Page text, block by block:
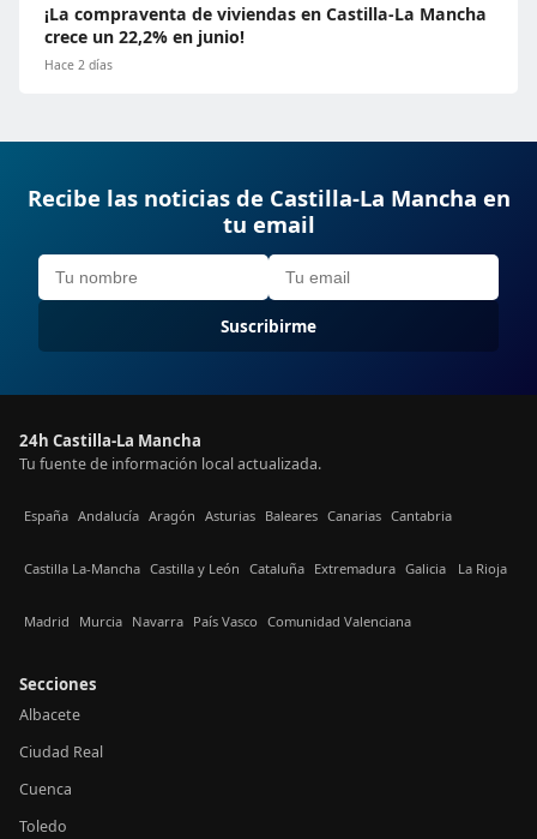
¡La compraventa de viviendas en Castilla-La Mancha
crece un 22,2% en junio!
Hace 2 días
Recibe las noticias de Castilla-La Mancha en
tu email
Suscribirme
24h Castilla-La Mancha
Tu fuente de información local actualizada.
España Andalucía Aragón Asturias Baleares Canarias Cantabria
Castilla La-Mancha Castilla y León Cataluña Extremadura Galicia La Rioja
Madrid Murcia Navarra País Vasco Comunidad Valenciana
Secciones
Albacete
Ciudad Real
Cuenca
Toledo